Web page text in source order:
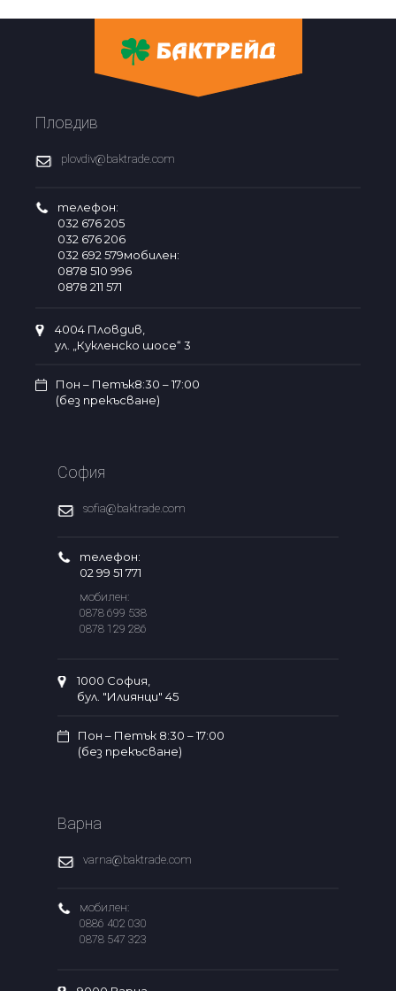
Пловдив
plovdiv@baktrade.com
телефон:
032 676 205
032 676 206
032 692 579мобилен:
0878 510 996
0878 211 571
4004 Пловдив,
ул. „Кукленско шосе“ 3
Пон – Петък8:30 – 17:00
(без прекъсване)
София
sofia@baktrade.com
телефон:
02 99 51 771
мобилен:
0878 699 538
0878 129 286
1000 София,
бул. "Илиянци" 45
Пон – Петък 8:30 – 17:00
(без прекъсване)
Варна
varna@baktrade.com
мобилен:
0886 402 030
0878 547 323